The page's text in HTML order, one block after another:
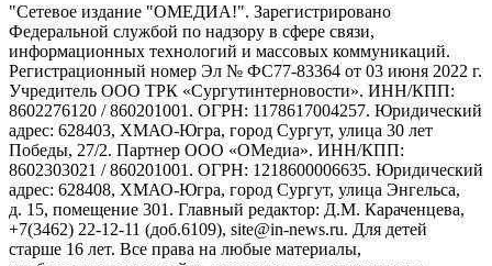
"Сетевое издание "ОМЕДИА!". Зарегистрировано
Федеральной службой по надзору в сфере связи,
информационных технологий и массовых коммуникаций.
Регистрационный номер Эл № ФС77-83364 от 03 июня 2022 г.
Учредитель ООО ТРК «Сургутинтерновости». ИНН/КПП:
8602276120 / 860201001. ОГРН: 1178617004257. Юридический
адрес: 628403, ХМАО-Югра, город Сургут, улица 30 лет
Победы, 27/2. Партнер ООО «ОМедиа». ИНН/КПП:
8602303021 / 860201001. ОГРН: 1218600006635. Юридический
адрес: 628408, ХМАО-Югра, город Сургут, улица Энгельса,
д. 15, помещение 301. Главный редактор: Д.М. Караченцева,
+7(3462) 22-12-11 (доб.6109), site@in-news.ru. Для детей
старше 16 лет. Все права на любые материалы,